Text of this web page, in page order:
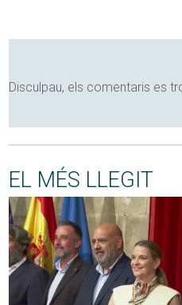
Disculpau, els comentaris es
EL MÉS LLEGIT